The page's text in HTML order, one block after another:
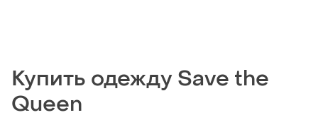
Купить одежду Save the
Queen